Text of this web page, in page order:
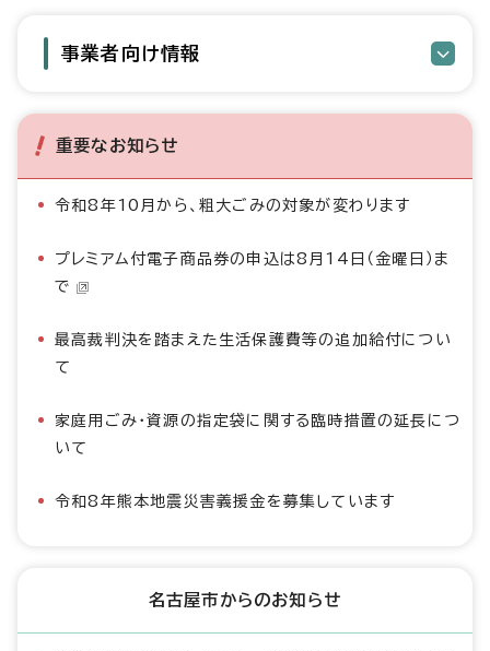
事業者向け情報
重要なお知らせ
令和8年10月から、粗大ごみの対象が変わります
プレミアム付電子商品券の申込は8月14日（金曜日）ま
で
最高裁判決を踏まえた生活保護費等の追加給付につい
て
家庭用ごみ・資源の指定袋に関する臨時措置の延長につ
いて
令和8年熊本地震災害義援金を募集しています
名古屋市からのお知らせ